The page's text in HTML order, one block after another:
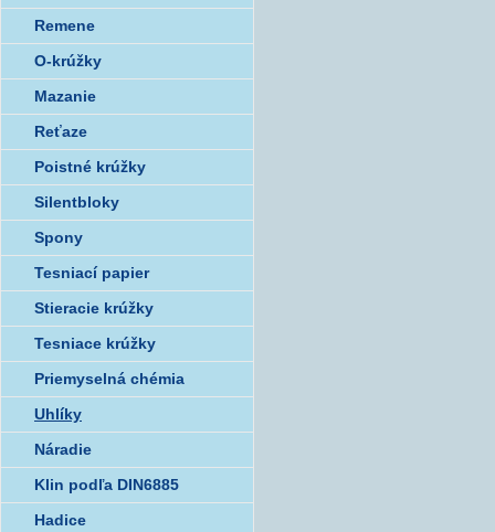
Remene
O-krúžky
Mazanie
Reťaze
Poistné krúžky
Silentbloky
Spony
Tesniací papier
Stieracie krúžky
Tesniace krúžky
Priemyselná chémia
Uhlíky
Náradie
Klin podľa DIN6885
Hadice